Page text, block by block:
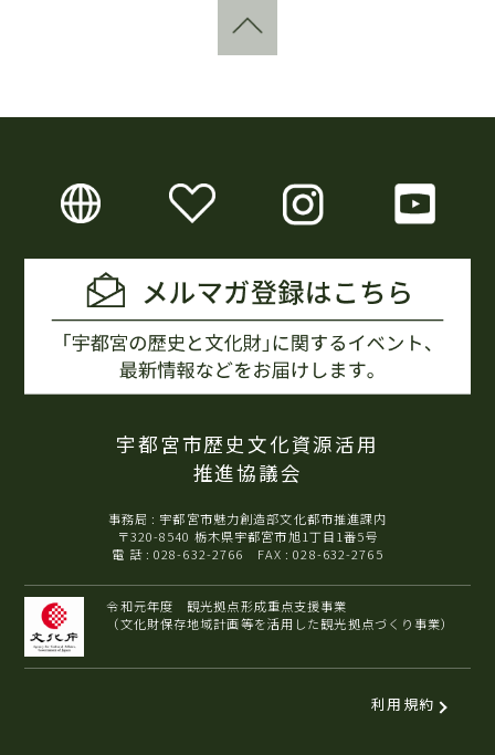
宇都宮市歴史文化資源活用
推進協議会
事務局 : 宇都宮市魅力創造部文化都市推進課内
〒320-8540 栃木県宇都宮市旭1丁目1番5号
電 話 : 028-632-2766 FAX : 028-632-2765
令和元年度 観光拠点形成重点支援事業
（文化財保存地域計画等を活用した観光拠点づくり事業）
利用規約